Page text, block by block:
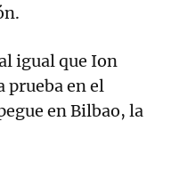
igual que Ion
prueba en el
en Bilbao, la